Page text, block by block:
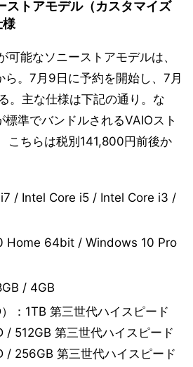
ストアモデル（カスタマイズ
様
可能なソニーストアモデルは、
。7月9日に予約を開始し、7月
。主な仕様は下記の通り。な
準でバンドルされるVAIOスト
こちらは税別141,800円前後か
/ Intel Core i5 / Intel Core i3 /
Home 64bit / Windows 10 Pro
/ 4GB
：1TB 第三世代ハイスピード
/ 512GB 第三世代ハイスピード
/ 256GB 第三世代ハイスピード